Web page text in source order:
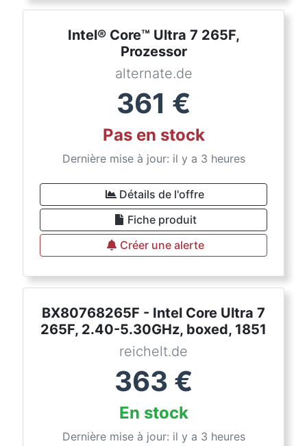
Intel® Core™ Ultra 7 265F,
Prozessor
alternate.de
361 €
Pas en stock
Dernière mise à jour: il y a 3 heures
Détails de l'offre
Fiche produit
Créer une alerte
BX80768265F - Intel Core Ultra 7
265F, 2.40-5.30GHz, boxed, 1851
reichelt.de
363 €
En stock
Dernière mise à jour: il y a 3 heures